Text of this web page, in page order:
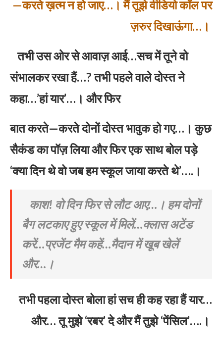
—करते ख़त्म न हो जाए…। मैं तूझे वीडियो कॉल पर
ज़रुर दिखाऊंगा…।
तभी उस ओर से आवाज़ आई…सच में तूने वो
संभालकर रखा हैं…? तभी पहले वाले दोस्त ने
कहा…’हां यार’…। और फिर
​बात करते—करते दोनों दोस्त भावुक हो गए…। कुछ
सैकंड का पॉज़ लिया और फिर एक साथ बोल पड़े
‘क्या दिन थे वो जब हम स्कूल जाया करते थे’….।
काश! वो दिन फिर से लौट आए…। हम दोनों
बैग लटकाए हुए स्कूल में मिलें…क्लास अटेंड
करें…प्रजेंट मैम कहें…मैदान में खूब खेलें
और…।
तभी पहला दोस्त बोला हां सच ही कह रहा हैं यार…
और… तू मुझे ‘रबर’ दे और मैं तुझे ‘पेंसिल’….।